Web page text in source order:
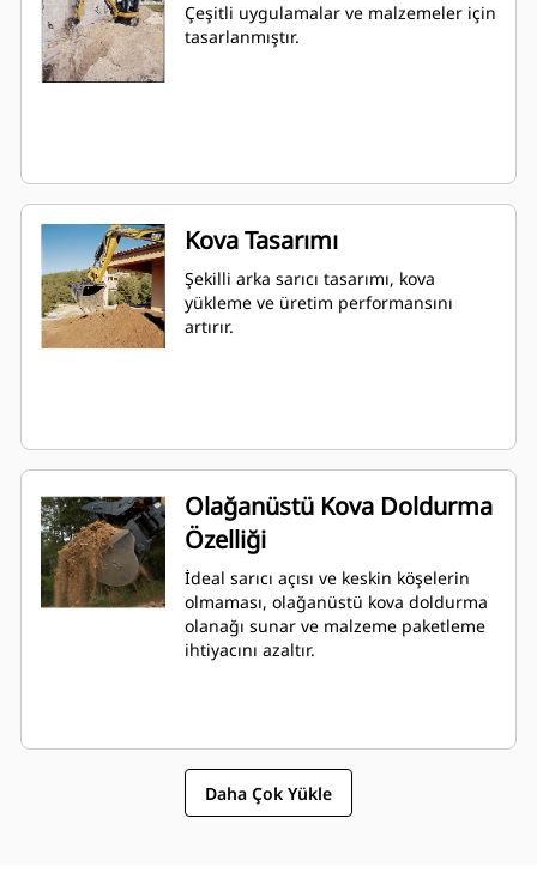
Çeşitli uygulamalar ve malzemeler için
tasarlanmıştır.
Kova Tasarımı
Şekilli arka sarıcı tasarımı, kova
yükleme ve üretim performansını
artırır.
Olağanüstü Kova Doldurma
Özelliği
İdeal sarıcı açısı ve keskin köşelerin
olmaması, olağanüstü kova doldurma
olanağı sunar ve malzeme paketleme
ihtiyacını azaltır.
Daha Çok Yükle